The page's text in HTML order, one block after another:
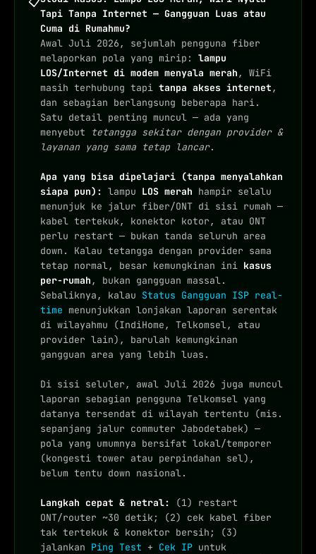
Tapi Tanpa Internet — Gangguan Luas atau
Cuma di Rumahmu?
Awal Juli 2026, sejumlah pengguna fiber
melaporkan pola yang mirip:lampu
LOS/Internet di modem menyala merah, WiFi
masih terhubung tapitanpa akses internet,
dan sebagian berlangsung beberapa hari.
Satu detail penting muncul — ada yang
menyebut
tetangga sekitar dengan provider &
layanan yang sama tetap lancar.
Apa yang bisa dipelajari (tanpa menyalahkan
siapa pun): lampu LOS merah hampir selalu
menunjuk ke jalur fiber/ONT di sisi rumah —
kabel tertekuk, konektor kotor, atau ONT
perlu restart — bukan tanda seluruh area
down. Kalau tetangga dengan provider sama
tetap normal, besar kemungkinan ini kasus
per-rumah, bukan gangguan massal.
Sebaliknya, kalau Status Gangguan ISP real-
time menunjukkan lonjakan laporan serentak
di wilayahmu (IndiHome, Telkomsel, atau
provider lain), barulah kemungkinan
gangguan area yang lebih luas.
Di sisi seluler, awal Juli 2026 juga muncul
laporan sebagian pengguna Telkomsel yang
datanya tersendat di wilayah tertentu (mis.
sepanjang jalur commuter Jabodetabek) —
pola yang umumnya bersifat lokal/temporer
(kongesti tower atau perpindahan sel),
belum tentu down nasional.
Langkah cepat & netral:
(1) restart
ONT/router ~30 detik; (2) cek kabel fiber
tak tertekuk & konektor bersih; (3)
jalankan Ping Test + Cek IP untuk